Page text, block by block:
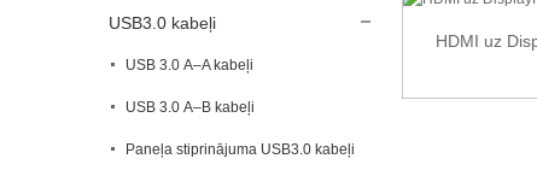
USB3.0 kabeļi
USB 3.0 A–A kabeļi
USB 3.0 A–B kabeļi
Paneļa stiprinājuma USB3.0 kabeļi
HDMI uz